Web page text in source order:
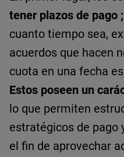
tener plazos de pago ;
cuanto tiempo sea,
acuerdos que hacen
cuota en una fecha
Estos poseen un
lo que permiten
estratégicos de pago
el fin de aprovechar